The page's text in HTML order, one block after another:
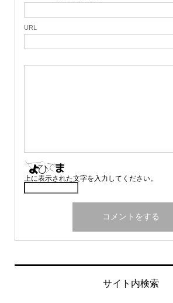
URL
上に表示された文字を入力してください。
サイト内検索